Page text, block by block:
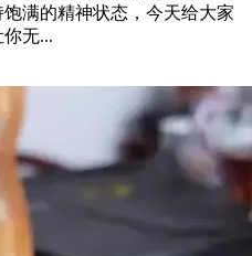
满的精神状态，今天给大家
无...